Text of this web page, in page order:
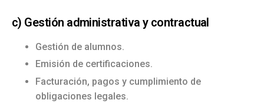
c) Gestión administrativa y contractual
Gestión de alumnos.
Emisión de certificaciones.
Facturación, pagos y cumplimiento de
obligaciones legales.